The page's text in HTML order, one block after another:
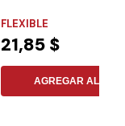
FLEXIBLE
21,85 $
AGREGAR AL